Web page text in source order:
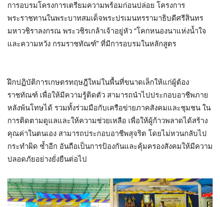
การอบรมโครงการเตรียมความพร้อมก่อนปล่อย โครงการ
พระราชทานในพระบาทสมเด็จพระปรเมนทรรามาธิบดีศรีสินทร
มหาวชิราลงกรณ พระวชิรเกล้าเจ้าอยู่หัว “โคกหนองนาแห่งน้ำใจ
และความหวัง กรมราชทัณฑ์” ที่มีการอบรมในหลักสูตร
ฝึกปฏิบัติการเกษตรทฤษฎีใหม่ในพื้นที่ขนาดเล็กให้แก่ผู้ต้อง
ราชทัณฑ์ เพื่อให้มีความรู้ติดตัว สามารถนำไปประกอบอาชีพภาย
หลังพ้นโทษได้ รวมทั้งร่วมมือกับเครือข่ายภาคสังคมและชุมชน ใน
การติดตามดูแลและให้ความช่วยเหลือ เพื่อให้ผู้ก้าวพลาดได้สร้าง
คุณค่าในตนเอง สามารถประกอบอาชีพสุจริต โดยไม่หวนกลับไป
กระทำผิด ซ้ำอีก อันถือเป็นการป้องกันและคุ้มครองสังคมให้มีความ
ปลอดภัยอย่างยั่งยืนต่อไป